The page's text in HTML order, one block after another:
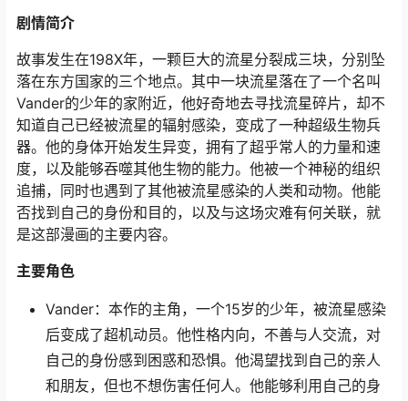
剧情简介
故事发生在198X年，一颗巨大的流星分裂成三块，分别坠
落在东方国家的三个地点。其中一块流星落在了一个名叫
Vander的少年的家附近，他好奇地去寻找流星碎片，却不
知道自己已经被流星的辐射感染，变成了一种超级生物兵
器。他的身体开始发生异变，拥有了超乎常人的力量和速
度，以及能够吞噬其他生物的能力。他被一个神秘的组织
追捕，同时也遇到了其他被流星感染的人类和动物。他能
否找到自己的身份和目的，以及与这场灾难有何关联，就
是这部漫画的主要内容。
主要角色
Vander：本作的主角，一个15岁的少年，被流星感染
后变成了超机动员。他性格内向，不善与人交流，对
自己的身份感到困惑和恐惧。他渴望找到自己的亲人
和朋友，但也不想伤害任何人。他能够利用自己的身